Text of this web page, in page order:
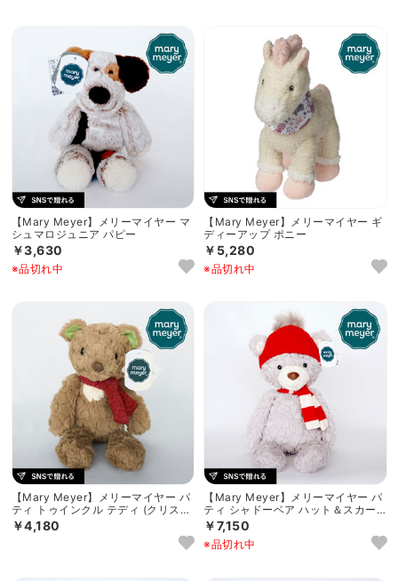
【Mary Meyer】メリーマイヤー マ
シュマロジュニア パピー
￥3,630
※品切れ中
【Mary Meyer】メリーマイヤー ギ
ディーアップ ポニー
￥5,280
※品切れ中
【Mary Meyer】メリーマイヤー パ
ティ トゥインクル テディ (クリスマ
ス)
￥4,180
【Mary Meyer】メリーマイヤー パ
ティ シャドーベア ハット＆スカー
フ (クリスマス)
￥7,150
※品切れ中